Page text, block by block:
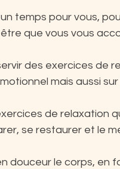
temps pour vous,
que vous vous
des exercices de
mais aussi
de relaxation
se restaurer et le
douceur le corps, en